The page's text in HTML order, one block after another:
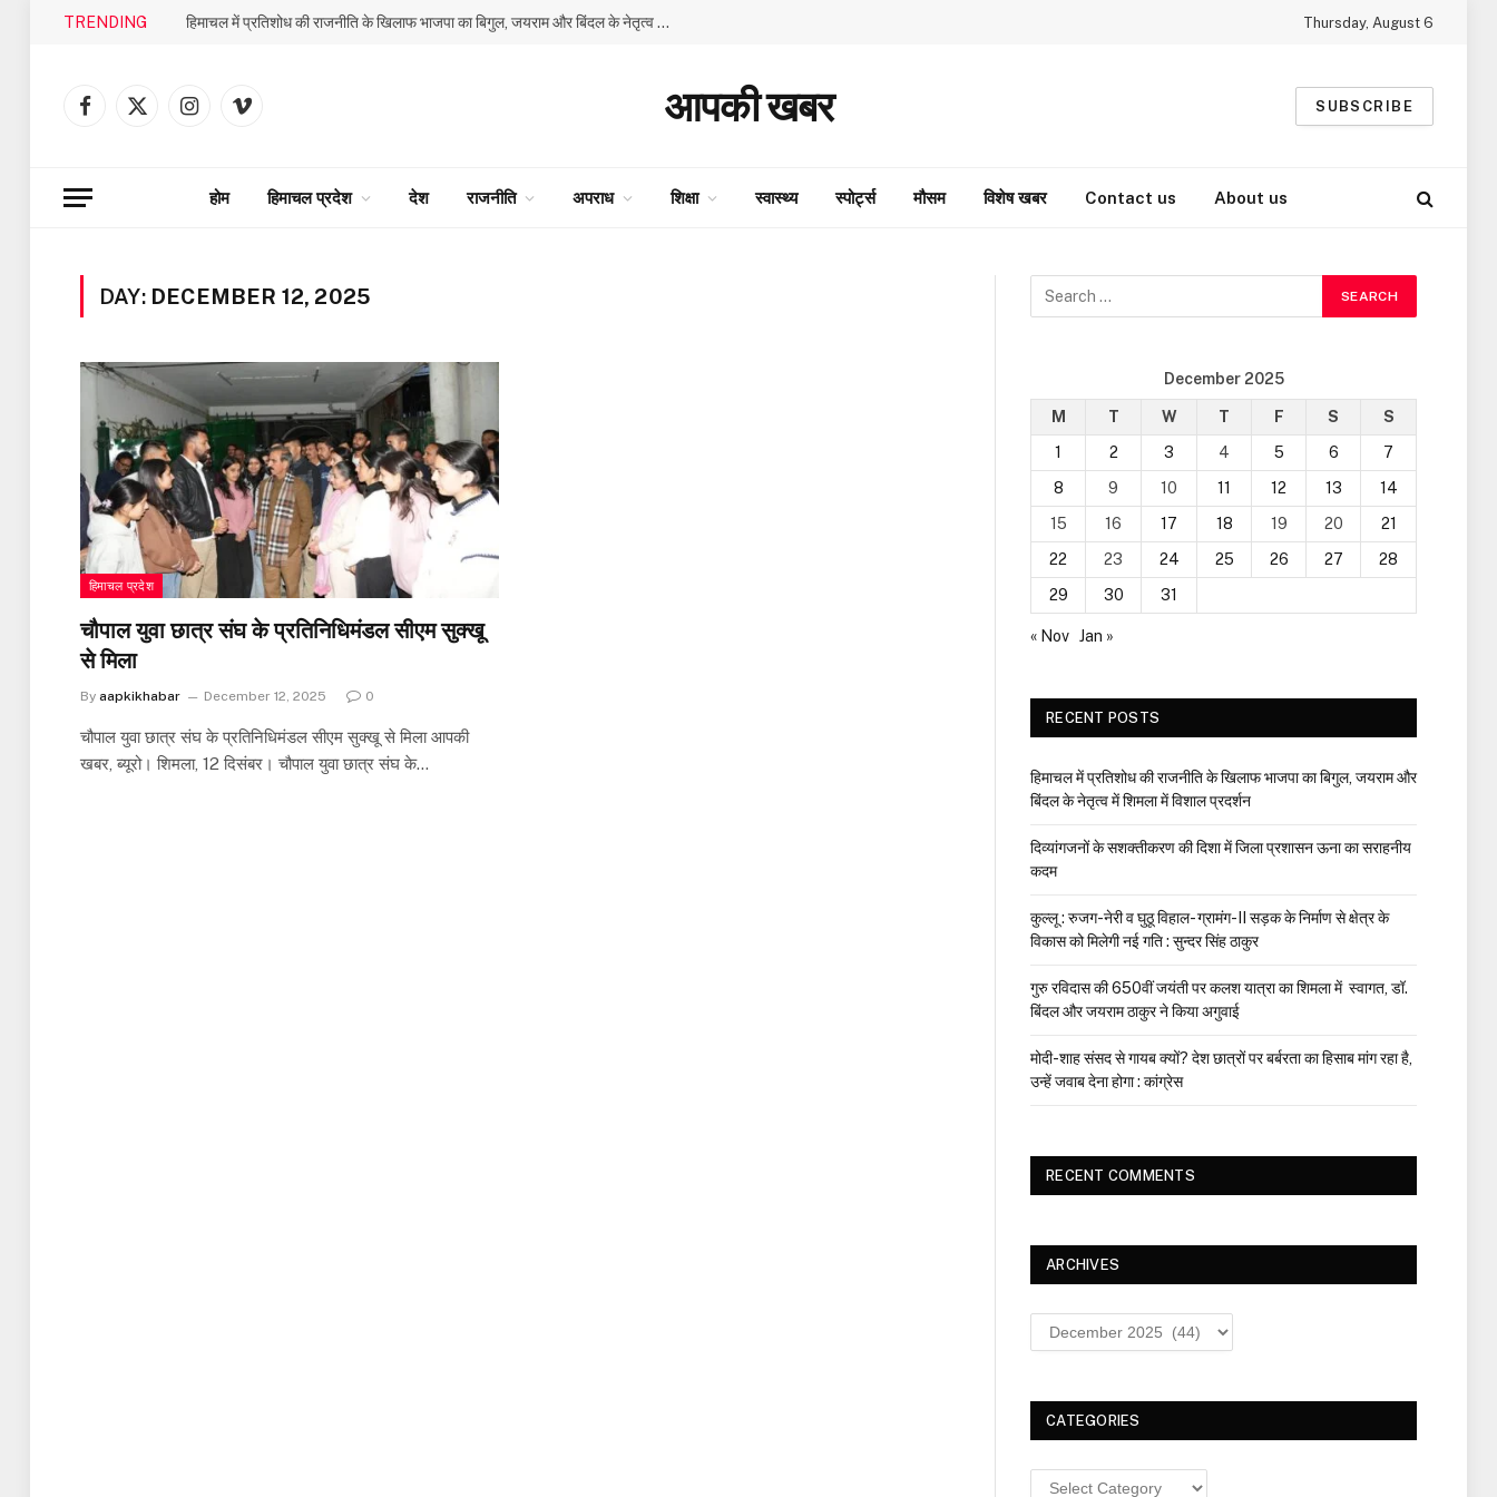
TRENDING हिमाचल में प्रतिशोध की राजनीति के खिलाफ भाजपा का बिगुल, जयराम और बिंदल के नेतृत्व में शिमला में विशाल प्रदर्शन Thursday, August 6
Facebook
X
InstagramVimeo आपकी खबर SUBSCRIBE
होम हिमाचल प्रदेश देश राजनीति अपराध शिक्षा स्वास्थ्य स्पोर्ट्स मौसम विशेष खबर Contact us About us
DAY: DECEMBER 12, 2025
हिमाचल प्रदेश
चौपाल युवा छात्र संघ के प्रतिनिधिमंडल सीएम सुक्खू
से मिला
By aapkikhabar December 12, 2025 0
चौपाल युवा छात्र संघ के प्रतिनिधिमंडल सीएम सुक्खू से मिला आपकी
खबर, ब्यूरो। शिमला, 12 दिसंबर। चौपाल युवा छात्र संघ के…
December 2025
M T W T F S
S
1
2 3 4 5 6
7
8
9 10 11 12 13
14
15
16 17 18 19 20
21
22
23 24 25 26 27
28
29
30 31
« Nov Jan »
RECENT POSTS
हिमाचल में प्रतिशोध की राजनीति के खिलाफ भाजपा का बिगुल, जयराम और
बिंदल के नेतृत्व में शिमला में विशाल प्रदर्शन
दिव्यांगजनों के सशक्तीकरण की दिशा में जिला प्रशासन ऊना का सराहनीय
कदम
कुल्लू : रुजग-नेरी व घुठू विहाल- ग्रामंग-II सड़क के निर्माण से क्षेत्र के
विकास को मिलेगी नई गति : सुन्दर सिंह ठाकुर
गुरु रविदास की 650वीं जयंती पर कलश यात्रा का शिमला में स्वागत, डॉ.
बिंदल और जयराम ठाकुर ने किया अगुवाई
मोदी-शाह संसद से गायब क्यों? देश छात्रों पर बर्बरता का हिसाब मांग रहा है,
उन्हें जवाब देना होगा : कांग्रेस
RECENT COMMENTS
ARCHIVES
Archives
CATEGORIES
Categories